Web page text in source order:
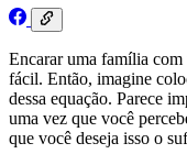
Encarar uma família com
fácil. Então, imagine
dessa equação. Parece
uma vez que você
que você deseja isso o